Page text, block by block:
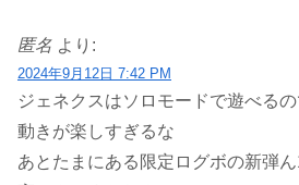
匿名 より:
2024年9月12日 7:42 PM
ジェネクスはソロモードで遊べる
動きが楽しすぎるな
あとたまにある限定ログボの新弾